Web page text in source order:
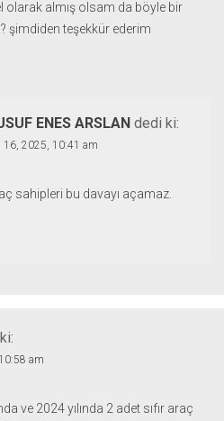
olarak almış olsam da böyle bir
şimdiden teşekkür ederim
ENES ARSLAN dedi ki:
16, 2025, 10:41 am
sahipleri bu davayı açamaz.
am
ve 2024 yılında 2 adet sıfır araç